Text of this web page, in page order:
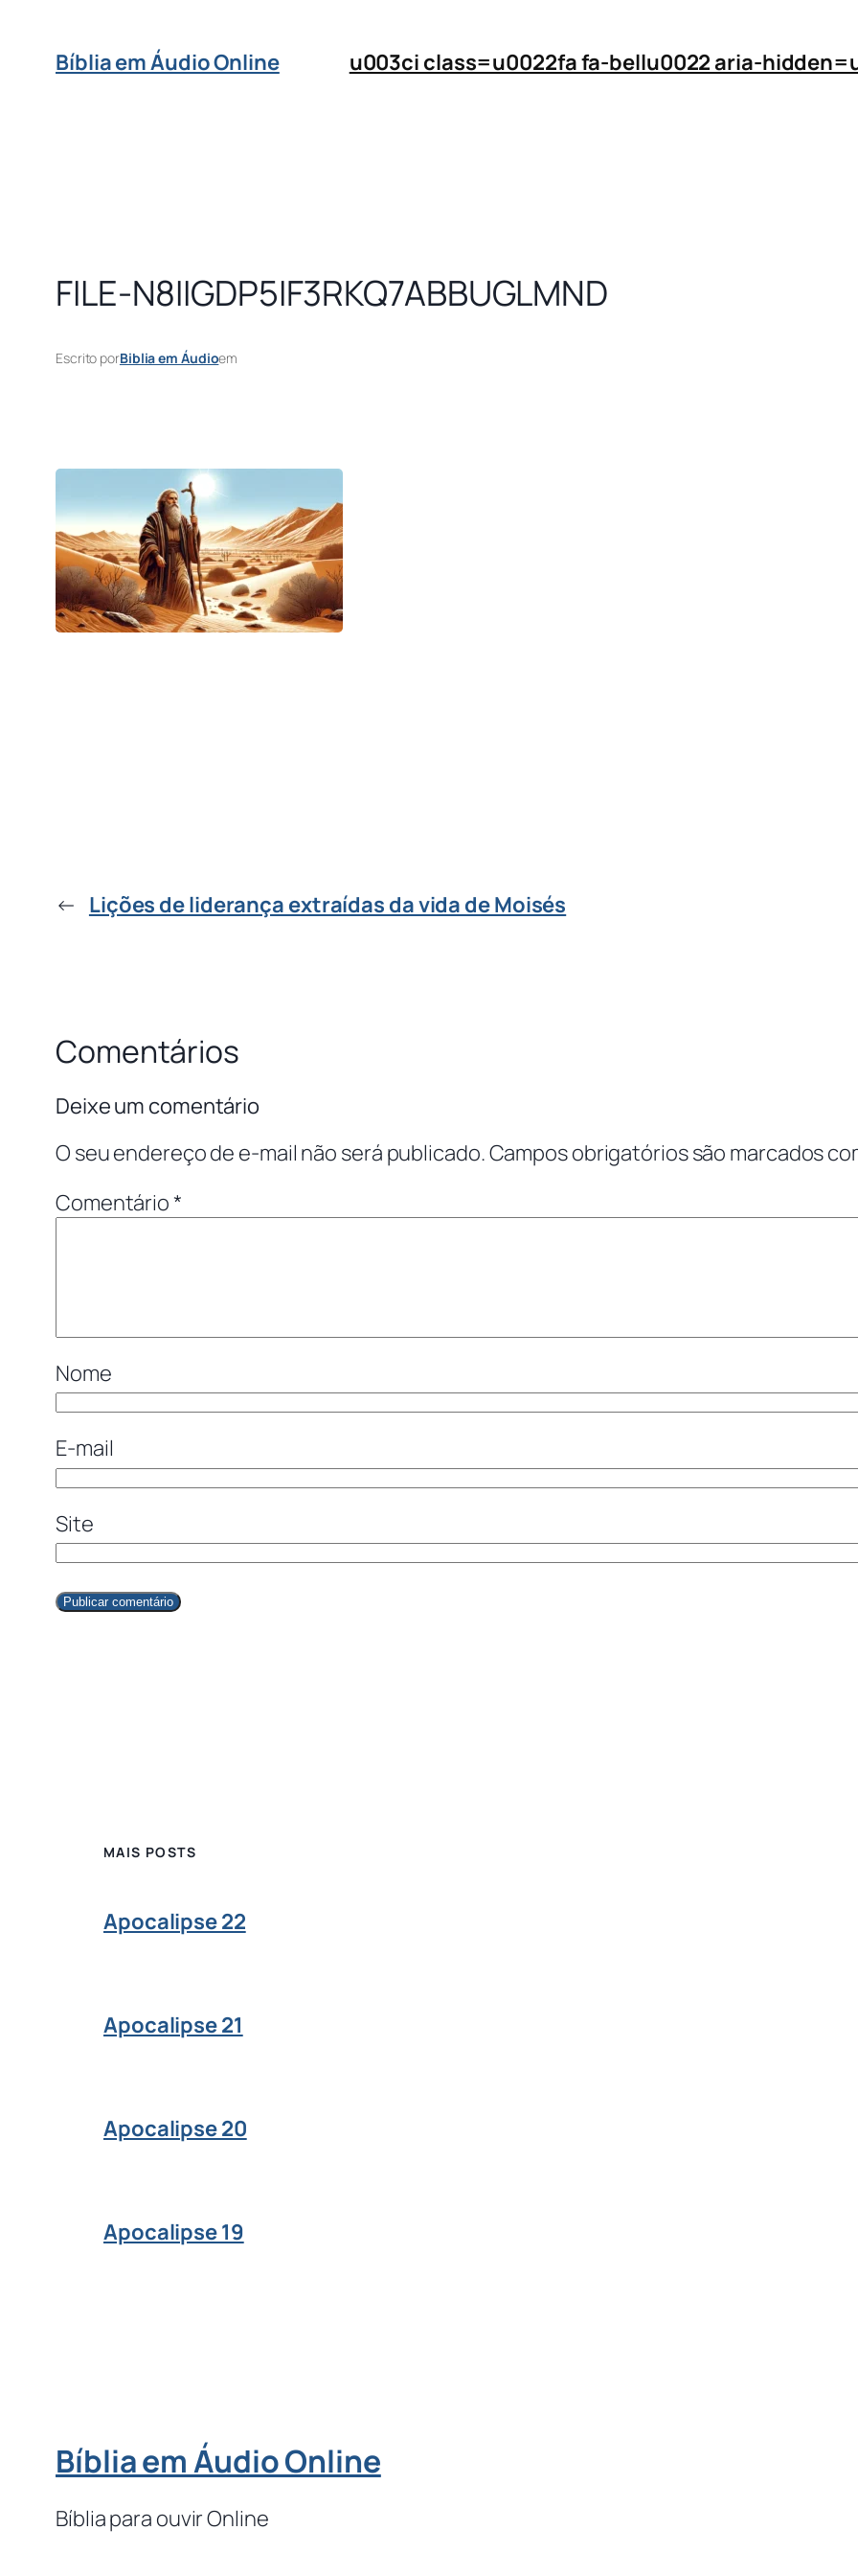
Bíblia em Áudio Online u003ci class=u0022fa fa-bellu0022 aria-
FILE-N8IIGDP5IF3RKQ7ABBUGLMND
Escrito porBiblia em Áudioem
← Lições de liderança extraídas da vida de Moisés
Comentários
Deixe um comentário
O seu endereço de e-mail não será publicado.Campos obrigatórios são marcados
Comentário*
Nome
E-mail
Site
MAIS POSTS
Apocalipse 22
Apocalipse 21
Apocalipse 20
Apocalipse 19
Bíblia em Áudio Online
Bíblia para ouvir Online